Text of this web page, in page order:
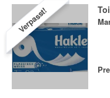
Verpasst!